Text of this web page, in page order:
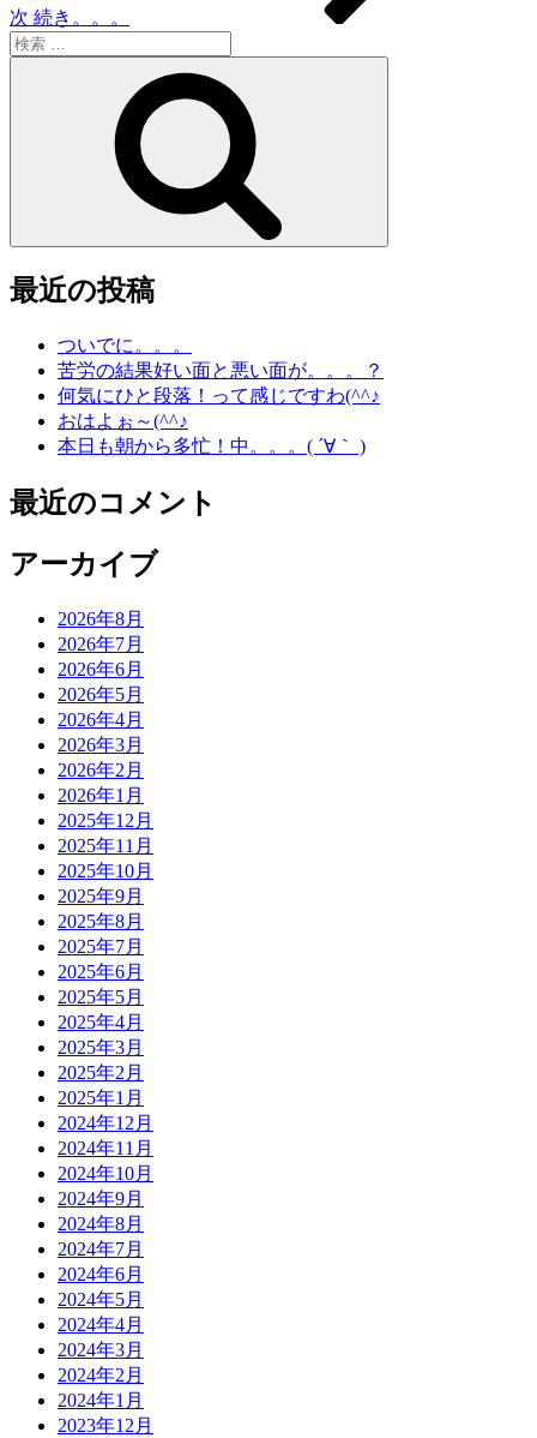
次 続き。。。
検
索:
最近の投稿
ついでに。。。
苦労の結果好い面と悪い面が。。。？
何気にひと段落！って感じですわ(^^♪
おはよぉ～(^^♪
本日も朝から多忙！中。。。( ´∀｀ )
最近のコメント
アーカイブ
2026年8月
2026年7月
2026年6月
2026年5月
2026年4月
2026年3月
2026年2月
2026年1月
2025年12月
2025年11月
2025年10月
2025年9月
2025年8月
2025年7月
2025年6月
2025年5月
2025年4月
2025年3月
2025年2月
2025年1月
2024年12月
2024年11月
2024年10月
2024年9月
2024年8月
2024年7月
2024年6月
2024年5月
2024年4月
2024年3月
2024年2月
2024年1月
2023年12月